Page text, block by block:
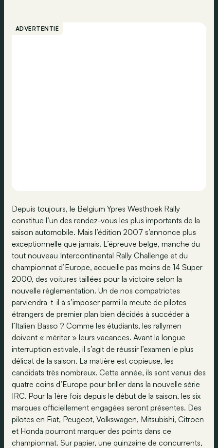
ADVERTENTIE
Depuis toujours, le Belgium Ypres Westhoek Rally
constitue l’un des rendez-vous les plus importants de la
saison automobile. Mais l’édition 2007 s’annonce plus
exceptionnelle que jamais. L’épreuve belge, manche du
tout nouveau Intercontinental Rally Challenge et du
championnat d’Europe, accueille pas moins de 14 Super
2000, des voitures taillées pour la victoire selon la
nouvelle réglementation. Un de nos compatriotes
parviendra-t-il à s’imposer parmi la meute de pilotes
étrangers de premier plan bien décidés à succéder à
l’Italien Basso ? Comme les étudiants, les rallymen
doivent « mériter » leurs vacances. Avant la longue
interruption estivale, il s’agit de réussir l’examen le plus
délicat de la saison. La matière est copieuse, les
candidats très nombreux. Cette année, ils sont venus des
quatre coins d’Europe pour briller dans la nouvelle série
IRC. Pour la 1ère fois depuis le début de la saison, les six
marques officiellement engagées seront présentes. Des
pilotes en Fiat, Peugeot, Volkswagen, Mitsubishi, Citroën
et Honda pourront marquer des points dans ce
championnat. Sur papier, une quinzaine de concurrents,